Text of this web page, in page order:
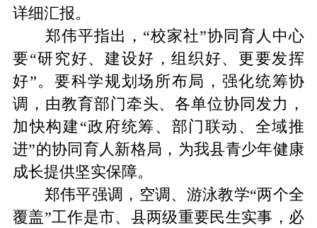
详细汇报。
郑伟平指出 ， “校家社”协同育人中心
要“研究好、建设好，组织好、更要发挥
好”。 要科学规划场所布局 ， 强化统筹协
调，由教育部门牵头、各单位协同发力，
加快构建“政府统筹、 部门联动、全域推
进”的协同育人新格局，为我县青少年健康
成长提供坚实保障。
郑伟平强调，空调、游泳教学“两个全
覆盖”工作是市、县两级重要民生实事， 必